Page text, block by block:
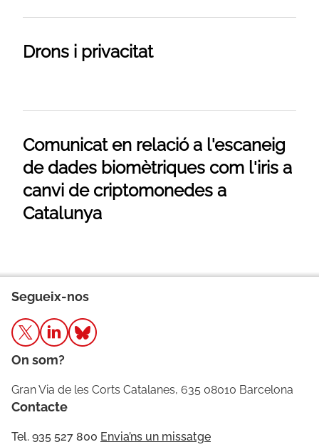
Drons i privacitat
Comunicat en relació a l'escaneig
de dades biomètriques com l'iris a
canvi de criptomonedes a
Catalunya
Segueix-nos
On som?
Gran Via de les Corts Catalanes, 635 08010 Barcelona
Contacte
Tel. 935 527 800 Envia’ns un missatge